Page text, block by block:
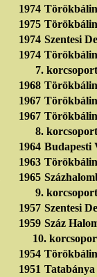
1974
1975
1974 Szentesi
1974
7.
1968
1967
1967
8.
1964 Budapesti
1963
1965
9.
1957 Szentesi
1959 Száz
10.
1954
1951 Tatabánya